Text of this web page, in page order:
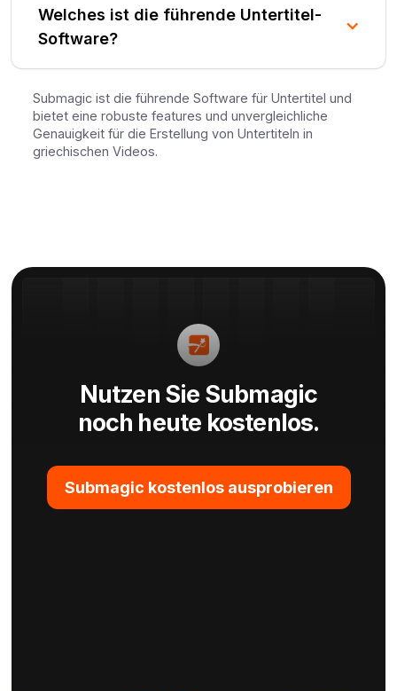
Welches ist die führende Untertitel-
Software?
Submagic ist die führende Software für Untertitel und
bietet eine robuste features und unvergleichliche
Genauigkeit für die Erstellung von Untertiteln in
griechischen Videos.
Nutzen Sie Submagic
noch heute kostenlos.
Submagic kostenlos ausprobieren